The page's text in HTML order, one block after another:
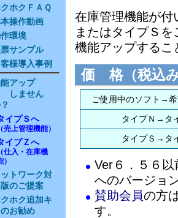
在庫管理機能が付
またはタイプＳ
機能アップするこ
価 格（税込
ご使用中のソフト→
タイプＮ→タ
タイプＳ→タ
Ver６．５６
へのバージョ
賛助会員の方
す。
ホクＦＡＱ
操作動画
環境
サンプル
様導入事例
アップ
ません
イプＳへ
（売上管理機能）
イプＺへ
（仕入・在庫機
）
トワーク対
のご提案
ホク追加キ
お勧め